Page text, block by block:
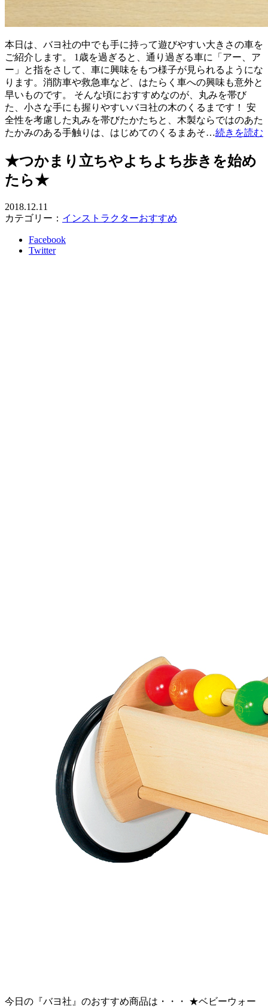
本日は、バヨ社の中でも手に持って遊びやすい大きさの車を
ご紹介します。 1歳を過ぎると、通り過ぎる車に「アー、ア
ー」と指をさして、車に興味をもつ様子が見られるようにな
ります。消防車や救急車など、はたらく車への興味も意外と
早いものです。 そんな頃におすすめなのが、丸みを帯び
た、小さな手にも握りやすいバヨ社の木のくるまです！ 安
全性を考慮した丸みを帯びたかたちと、木製ならではのあた
たかみのある手触りは、はじめてのくるまあそ…続きを読む
★つかまり立ちやよちよち歩きを始め
たら★
2018.12.11
カテゴリー： インストラクターおすすめ
Facebook
Twitter
今日の『バヨ社』のおすすめ商品は・・・ ★ベビーウォー